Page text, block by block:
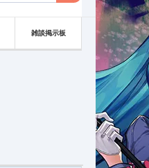
雑談掲示板